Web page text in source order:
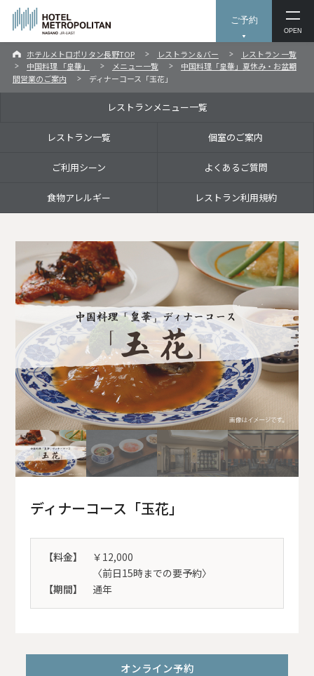
ご予約
OPEN
ホテルメトロポリタン長野TOP レストラン＆バー
レストラン 一覧
中国料理 「皇華」
メニュー一覧
中国料理「皇華」夏休み・お盆期
間営業のご案内
ディナーコース「玉花」
レストランメニュー一覧
レストラン一覧 個室のご案内
ご利用シーン よくあるご質問
食物アレルギー レストラン利用規約
ディナーコース「玉花」
【料金】
￥12,000
〈前日15時までの要予約〉
【期間】
通年
オンライン予約